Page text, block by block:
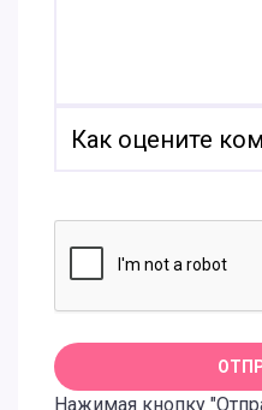
Нажимая кнопку